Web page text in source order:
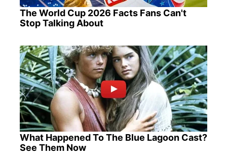
The World Cup 2026 Facts Fans Can't
Stop Talking About
What Happened To The Blue Lagoon Cast?
See Them Now